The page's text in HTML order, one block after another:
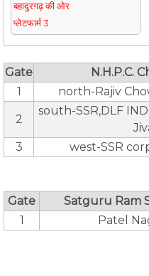
बहादुरगढ़ की ओर
प्लेटफार्म 3
Gate
N.H.P.C.
1
north-Rajiv
2
south-SSR,DLF
3
west-SSR
Gate
Satguru Ram
1
Patel